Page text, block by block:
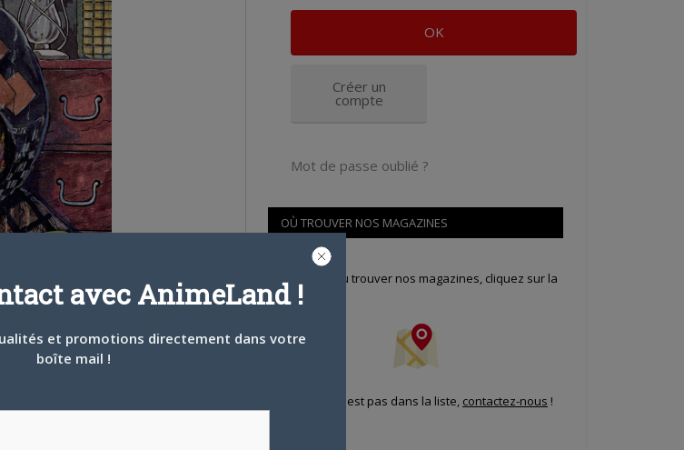
Créer un
compte
Mot de passe oublié ?
OÙ TROUVER NOS MAGAZINES
Pour savoir où trouver nos magazines, cliquez sur la
carte !
Si votre ville n'est pas dans la liste, contactez-nous !
avec AnimeLand !
et promotions directement dans votre
boîte mail !